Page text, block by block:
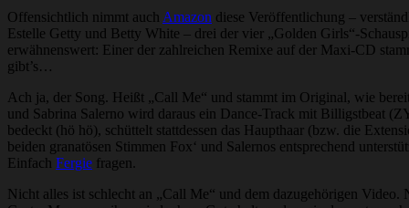
Offensichtlich nimmt auch Amazon diese Veröffentlichung –
Estelle Getty und Betty White – drei der vier „Golden Girls“-
erwähnenswert: Einer der zahlreichen Remixe auf der Maxi-CD
gibt’s…
Ach ja, der Song. Heißt „Call Me“ und stammt im Original, wie
und Sabrina Salerno wird daraus ein Dance-Track mit Billigstbeat
bedeckt (hö hö), schüttelt stattdessen das Haupthaar (bzw. die
beiden granatösen Stimmen Fox‘ und Salernos entsprechend
Einfach Fergie fragen.
Nicht alles ist schlecht an „Call Me“ und dem dazugehörigen